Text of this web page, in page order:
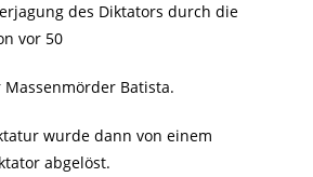
des Diktators durch die
vor 50
Batista.
wurde dann von einem
abgelöst.